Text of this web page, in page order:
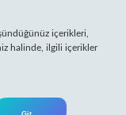
içerikleri,
halinde, ilgili içerikler